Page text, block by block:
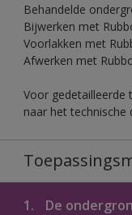
Behandelde
Bijwerken met
Voorlakken met
Afwerken met
Voor gedetailleerde
naar het
1. De